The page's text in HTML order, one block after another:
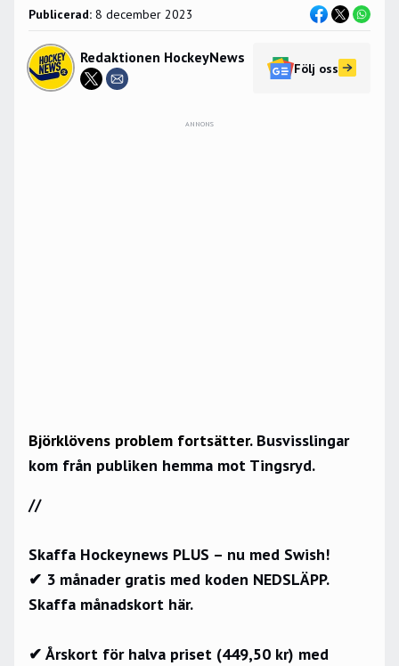
Publicerad: 8 december 2023
Redaktionen HockeyNews
Följ oss
ANNONS
Björklövens problem fortsätter. Busvisslingar
kom från publiken hemma mot Tingsryd.
//
Skaffa Hockeynews PLUS – nu med Swish!
✔ 3 månader gratis med koden NEDSLÄPP.
Skaffa månadskort här.
✔ Årskort för halva priset (449,50 kr) med